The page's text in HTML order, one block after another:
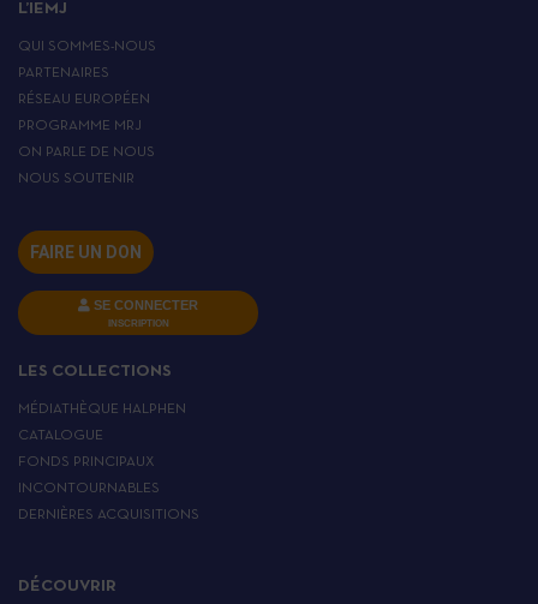
L’IEMJ
QUI SOMMES-NOUS
PARTENAIRES
RÉSEAU EUROPÉEN
PROGRAMME MRJ
ON PARLE DE NOUS
NOUS SOUTENIR
FAIRE UN DON
SE CONNECTER
INSCRIPTION
LES COLLECTIONS
MÉDIATHÈQUE HALPHEN
CATALOGUE
FONDS PRINCIPAUX
INCONTOURNABLES
DERNIÈRES ACQUISITIONS
DÉCOUVRIR